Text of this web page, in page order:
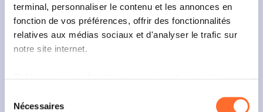
terminal, personnaliser le contenu et les annonces en
fonction de vos préférences, offrir des fonctionnalités
relatives aux médias sociaux et d'analyser le trafic sur
notre site internet.
à l’exception des cookies strictement nécessaires au
Nécessaires
et déjà donné en 2041 pour le 200e anniversaire!